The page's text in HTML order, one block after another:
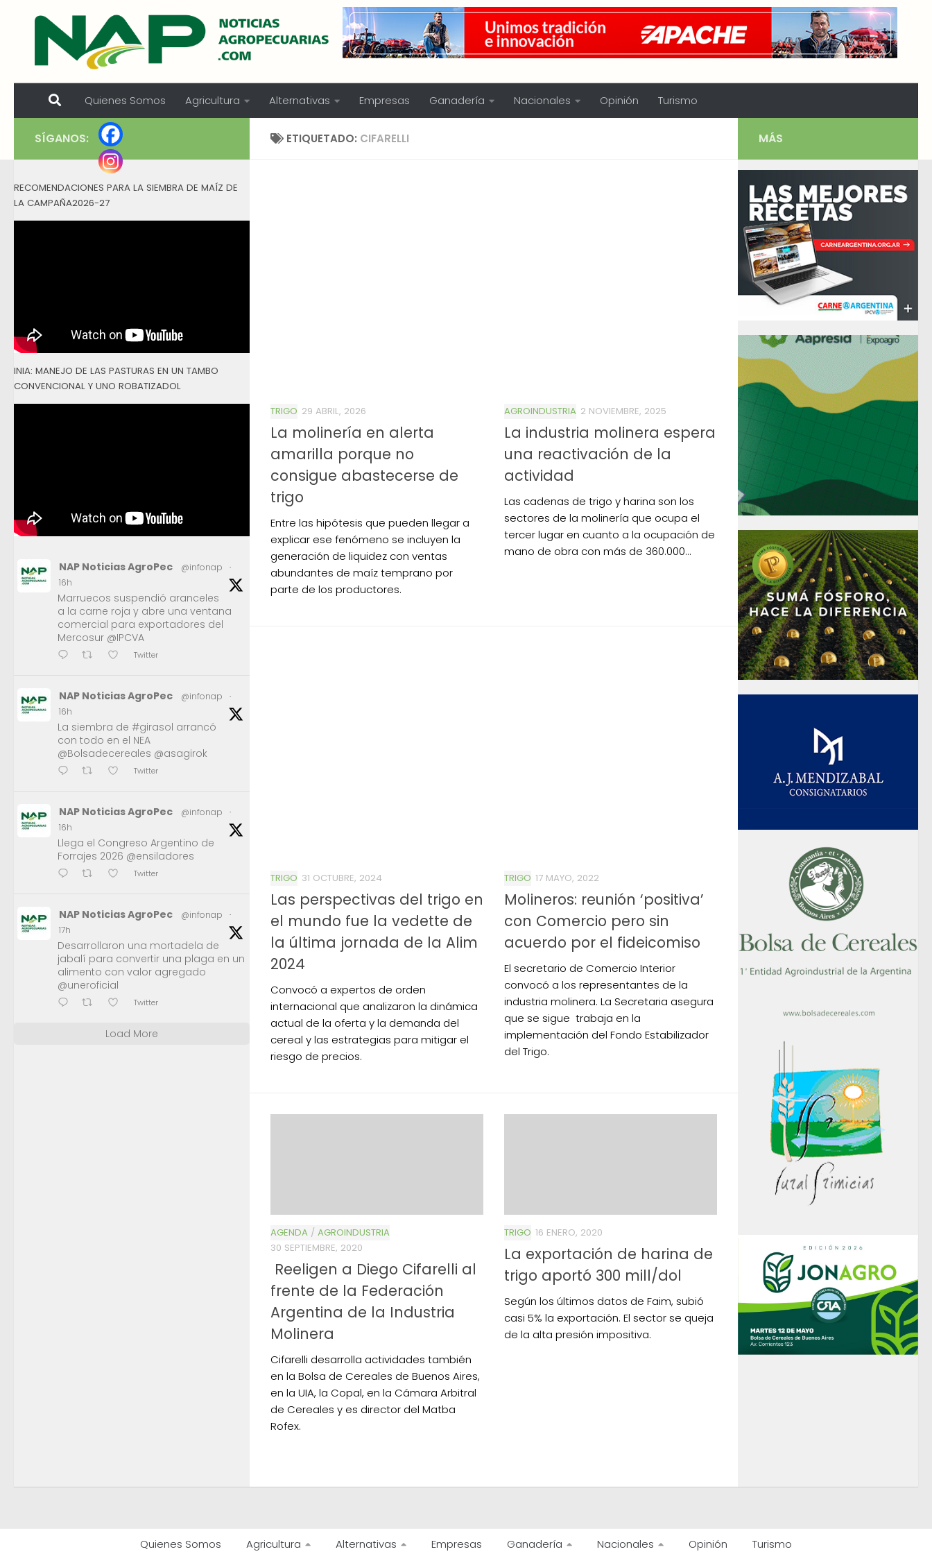
Skip to content
Quienes Somos Agricultura Alternativas Empresas Ganadería Nacionales Opinión Turismo
ETIQUETADO: CIFARELLI
TRIGO 29 ABRIL, 2026
La molinería en alerta
amarilla porque no
consigue abastecerse de
trigo
Entre las hipótesis que pueden llegar a
explicar ese fenómeno se incluyen la
generación de liquidez con ventas
abundantes de maíz temprano por
parte de los productores.
AGROINDUSTRIA 2 NOVIEMBRE, 2025
La industria molinera espera
una reactivación de la
actividad
Las cadenas de trigo y harina son los
sectores de la molinería que ocupa el
tercer lugar en cuanto a la ocupación de
mano de obra con más de 360.000...
TRIGO 31 OCTUBRE, 2024
Las perspectivas del trigo en
el mundo fue la vedette de
la última jornada de la Alim
2024
Convocó a expertos de orden
internacional que analizaron la dinámica
actual de la oferta y la demanda del
cereal y las estrategias para mitigar el
riesgo de precios.
TRIGO 17 MAYO, 2022
Molineros: reunión ‘positiva’
con Comercio pero sin
acuerdo por el fideicomiso
El secretario de Comercio Interior
convocó a los representantes de la
industria molinera. La Secretaria asegura
que se sigue trabaja en la
implementación del Fondo Estabilizador
del Trigo.
AGENDA / AGROINDUSTRIA
30 SEPTIEMBRE, 2020
Reeligen a Diego Cifarelli al
frente de la Federación
Argentina de la Industria
Molinera
Cifarelli desarrolla actividades también
en la Bolsa de Cereales de Buenos Aires,
en la UIA, la Copal, en la Cámara Arbitral
de Cereales y es director del Matba
Rofex.
TRIGO 16 ENERO, 2020
La exportación de harina de
trigo aportó 300 mill/dol
Según los últimos datos de Faim, subió
casi 5% la exportación. El sector se queja
de la alta presión impositiva.
SÍGANOS:
RECOMENDACIONES PARA LA SIEMBRA DE MAÍZ DE
LA CAMPAÑA2026-27
INIA: MANEJO DE LAS PASTURAS EN UN TAMBO
CONVENCIONAL Y UNO ROBATIZADOL
NAP Noticias AgroPec @infonap
·
16h
Marruecos suspendió aranceles
a la carne roja y abre una ventana
comercial para exportadores del
Mercosur @IPCVA
Twitter
NAP Noticias AgroPec @infonap
·
16h
La siembra de #girasol arrancó
con todo en el NEA
@Bolsadecereales @asagirok
Twitter
NAP Noticias AgroPec @infonap
·
16h
Llega el Congreso Argentino de
Forrajes 2026 @ensiladores
Twitter
NAP Noticias AgroPec @infonap
·
17h
Desarrollaron una mortadela de
jabalí para convertir una plaga en un
alimento con valor agregado
@uneroficial
Twitter
Load More
MÁS
Quienes Somos Agricultura Alternativas Empresas Ganadería Nacionales Opinión Turismo